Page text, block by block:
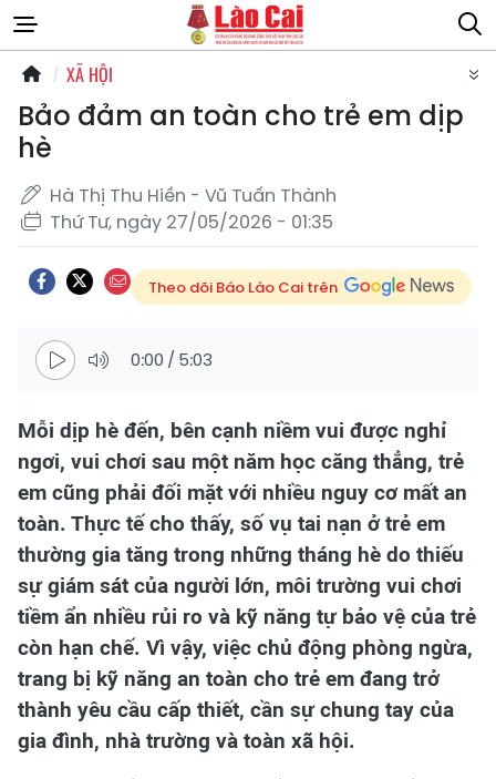
XÃ HỘI
Bảo đảm an toàn cho trẻ em dịp
hè
Hà Thị Thu Hiền - Vũ Tuấn Thành
Thứ Tư, ngày 27/05/2026 - 01:35
Theo dõi Báo Lào Cai trên
0:00 / 5:03
Mỗi dịp hè đến, bên cạnh niềm vui được nghỉ
ngơi, vui chơi sau một năm học căng thẳng, trẻ
em cũng phải đối mặt với nhiều nguy cơ mất an
toàn. Thực tế cho thấy, số vụ tai nạn ở trẻ em
thường gia tăng trong những tháng hè do thiếu
sự giám sát của người lớn, môi trường vui chơi
tiềm ẩn nhiều rủi ro và kỹ năng tự bảo vệ của trẻ
còn hạn chế. Vì vậy, việc chủ động phòng ngừa,
trang bị kỹ năng an toàn cho trẻ em đang trở
thành yêu cầu cấp thiết, cần sự chung tay của
gia đình, nhà trường và toàn xã hội.